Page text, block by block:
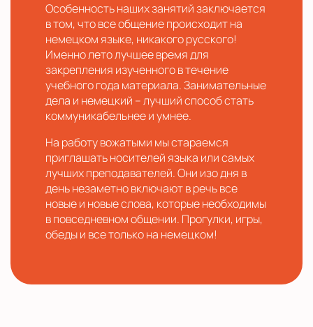
Особенность наших занятий заключается
в том, что все общение происходит на
немецком языке, никакого русского!
Именно лето лучшее время для
закрепления изученного в течение
учебного года материала. Занимательные
дела и немецкий – лучший способ стать
коммуникабельнее и умнее.
На работу вожатыми мы стараемся
приглашать носителей языка или самых
лучших преподавателей. Они изо дня в
день незаметно включают в речь все
новые и новые слова, которые необходимы
в повседневном общении. Прогулки, игры,
обеды и все только на немецком!